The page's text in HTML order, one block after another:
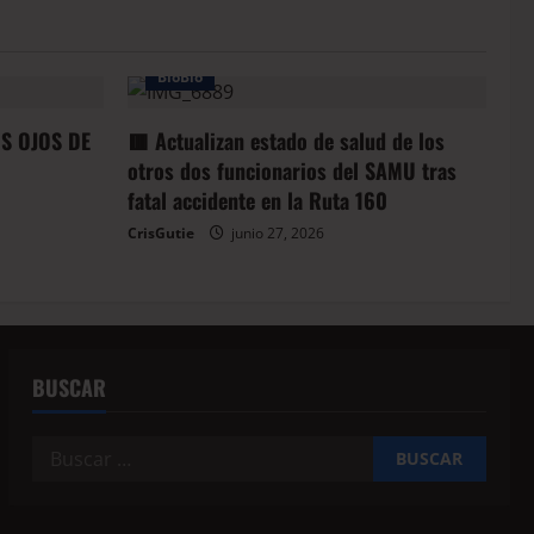
OJOS DE
BioBio
🟥 Actualizan estado de salud de los
otros dos funcionarios del SAMU tras
fatal accidente en la Ruta 160
CrisGutie junio 27, 2026
BUSCAR